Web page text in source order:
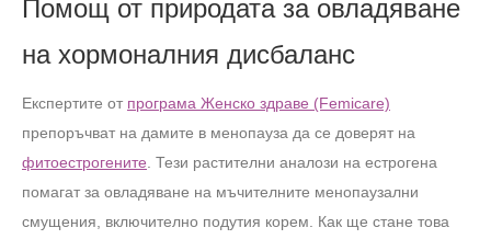
Помощ от природата за овладяване
на хормоналния дисбаланс
Експертите от програма Женско здраве (Femicare)
препоръчват на дамите в менопауза да се доверят на
фитоестрогените . Тези растителни аналози на естрогена
помагат за овладяване на мъчителните менопаузални
смущения, включително подутия корем. Как ще стане това